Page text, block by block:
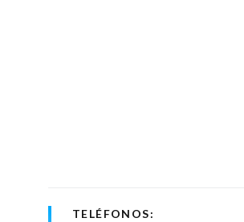
TELÉFONOS